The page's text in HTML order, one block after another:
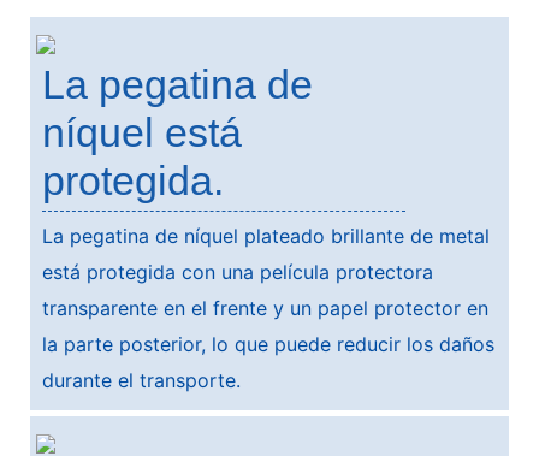
La pegatina de
níquel está
protegida.
La pegatina de níquel plateado brillante de metal
está protegida con una película protectora
transparente en el frente y un papel protector en
la parte posterior, lo que puede reducir los daños
durante el transporte.